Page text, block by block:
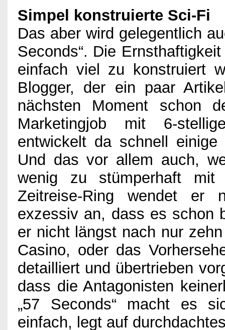
Simpel konstruierte Sci-Fi
Das aber wird gelegentlich
Seconds“. Die
einfach viel zu konstruiert
Blogger, der ein paar
nächsten Moment schon
Marketingjob mit 6-
entwickelt da schnell
Und das vor allem auch,
wenig zu stümperhaft mit
Zeitreise-Ring wendet er
exzessiv an, dass es schon
er nicht längst nach nur
Casino, oder das
detailliert und übertrieben
dass die Antagonisten
„57 Seconds“ macht es
einfach, legt auf